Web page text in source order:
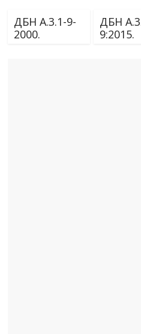
ДБН А.3.1-9-
2000.
ДБН
9:2015.